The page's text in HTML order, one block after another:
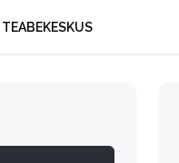
TEABEKESKUS